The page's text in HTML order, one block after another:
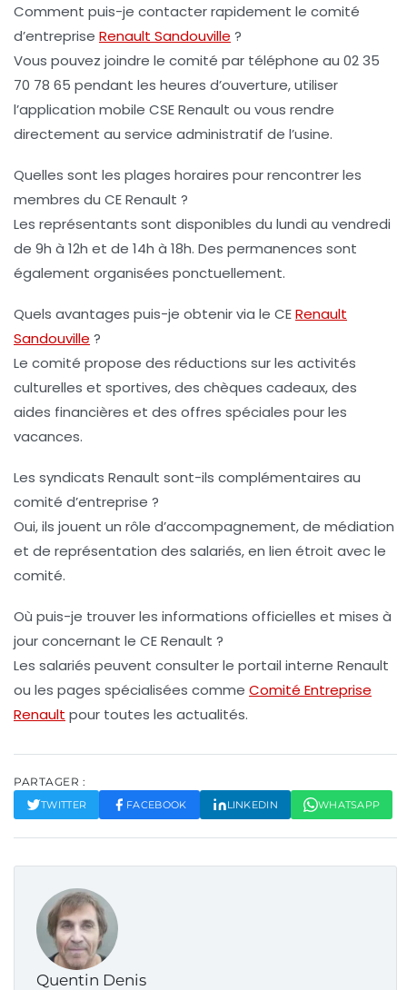
Comment puis-je contacter rapidement le comité
d’entreprise Renault Sandouville ?
Vous pouvez joindre le comité par téléphone au 02 35
70 78 65 pendant les heures d’ouverture, utiliser
l’application mobile CSE Renault ou vous rendre
directement au service administratif de l’usine.
Quelles sont les plages horaires pour rencontrer les
membres du CE Renault ?
Les représentants sont disponibles du lundi au vendredi
de 9h à 12h et de 14h à 18h. Des permanences sont
également organisées ponctuellement.
Quels avantages puis-je obtenir via le CERenault
Sandouville ?
Le comité propose des réductions sur les activités
culturelles et sportives, des chèques cadeaux, des
aides financières et des offres spéciales pour les
vacances.
Les syndicats Renault sont-ils complémentaires au
comité d’entreprise ?
Oui, ils jouent un rôle d’accompagnement, de médiation
et de représentation des salariés, en lien étroit avec le
comité.
Où puis-je trouver les informations officielles et mises à
jour concernant le CE Renault ?
Les salariés peuvent consulter le portail interne Renault
ou les pages spécialisées comme Comité Entreprise
Renault pour toutes les actualités.
PARTAGER :
TWITTER FACEBOOK LINKEDIN WHATSAPP
Quentin Denis